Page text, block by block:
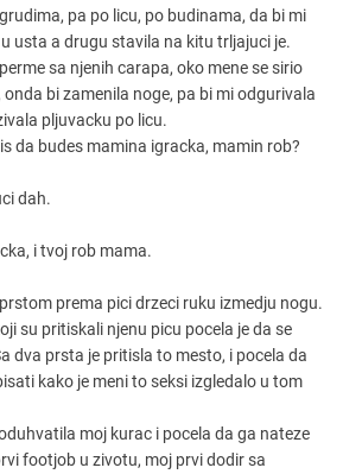
pa po licu, po budinama, da bi mi
usta a drugu stavila na kitu trljajuci je.
sa njenih carapa, oko mene se sirio
bi zamenila noge, pa bi mi odgurivala
pljuvacku po licu.
da budes mamina igracka, mamin rob?
dah.
i tvoj rob mama.
prema pici drzeci ruku izmedju nogu.
su pritiskali njenu picu pocela je da se
dva prsta je pritisla to mesto, i pocela da
kako je meni to seksi izgledalo u tom
moj kurac i pocela da ga nateze
footjob u zivotu, moj prvi dodir sa